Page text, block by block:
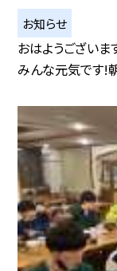
お知らせ
おはようございま
みんな元気です!